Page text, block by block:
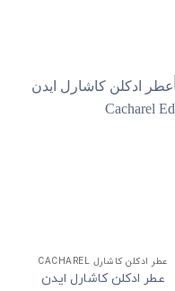
عطر ادکلن کاشارل CACHAREL
عطر ادکلن کاشارل ایدن